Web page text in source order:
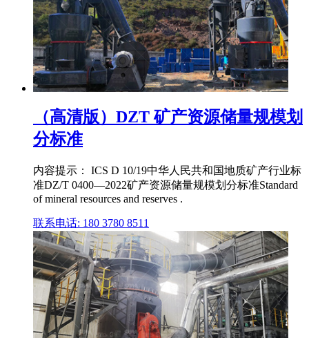
（高清版）DZT 矿产资源储量规模划
分标准
内容提示： ICS D 10/19中华人民共和国地质矿产行业标
准DZ/T 0400—2022矿产资源储量规模划分标准Standard
of mineral resources and reserves .
联系电话: 180 3780 8511